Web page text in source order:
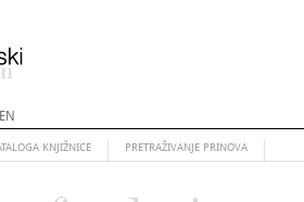
EN
KNJIŽNICE PRETRAŽIVANJE PRINOVA